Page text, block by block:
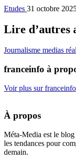
Etudes 31 octobre
Lire d’autres
Journalisme medias
franceinfo à
Voir plus sur franceinfo
À propos
Méta-Media est le
les tendances pour
demain.